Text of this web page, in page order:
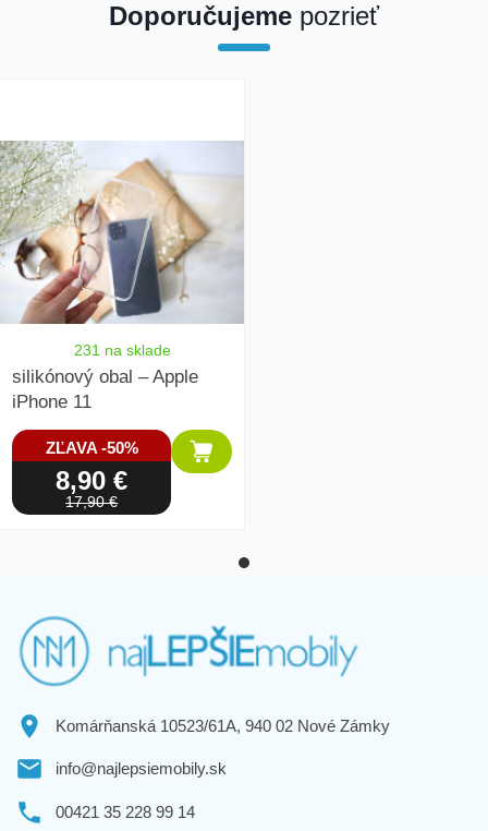
Doporučujeme pozrieť
231 na sklade
silikónový obal – Apple
iPhone 11
ZĽAVA -50%
8,90 €
17,90 €
Komárňanská 10523/61A, 940 02 Nové Zámky
info@najlepsiemobily.sk
00421 35 228 99 14